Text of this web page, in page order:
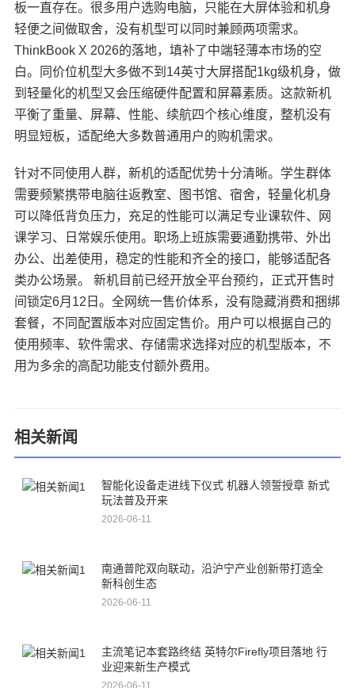
板一直存在。很多用户选购电脑，只能在大屏体验和机身
轻便之间做取舍，没有机型可以同时兼顾两项需求。
ThinkBook X 2026的落地，填补了中端轻薄本市场的空
白。同价位机型大多做不到14英寸大屏搭配1kg级机身，做
到轻量化的机型又会压缩硬件配置和屏幕素质。这款新机
平衡了重量、屏幕、性能、续航四个核心维度，整机没有
明显短板，适配绝大多数普通用户的购机需求。
针对不同使用人群，新机的适配优势十分清晰。学生群体
需要频繁携带电脑往返教室、图书馆、宿舍，轻量化机身
可以降低背负压力，充足的性能可以满足专业课软件、网
课学习、日常娱乐使用。职场上班族需要通勤携带、外出
办公、出差使用，稳定的性能和齐全的接口，能够适配各
类办公场景。 新机目前已经开放全平台预约，正式开售时
间锁定6月12日。全网统一售价体系，没有隐藏消费和捆绑
套餐，不同配置版本对应固定售价。用户可以根据自己的
使用频率、软件需求、存储需求选择对应的机型版本，不
用为多余的高配功能支付额外费用。
相关新闻
智能化设备走进线下仪式 机器人领誓授章 新式
玩法普及开来
2026-06-11
南通普陀双向联动，沿沪宁产业创新带打造全
新科创生态
2026-06-11
主流笔记本套路终结 英特尔Firefly项目落地 行
业迎来新生产模式
2026-06-11